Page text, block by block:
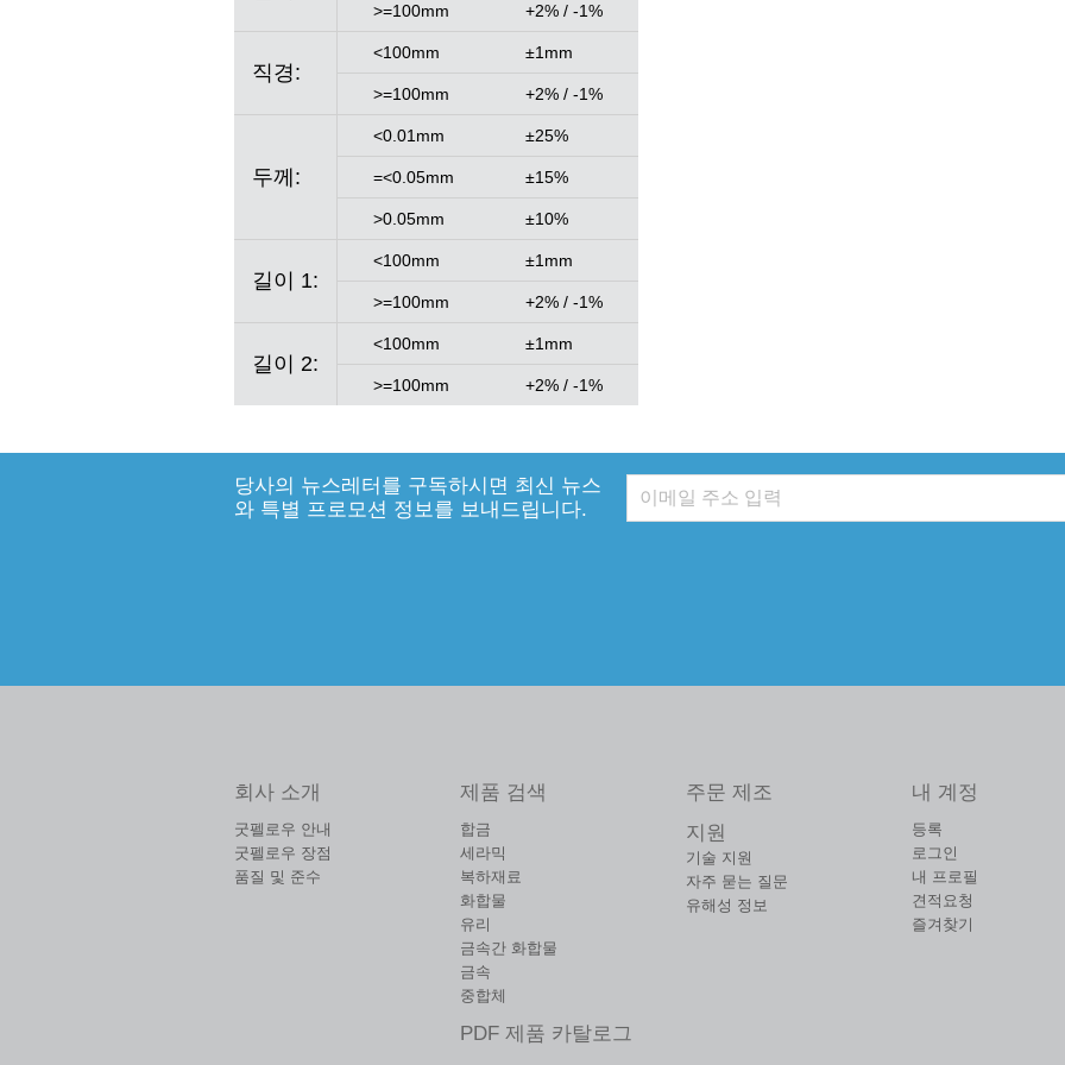
>=100mm +2% / -1%
직경:
<100mm ±1mm
>=100mm +2% / -1%
두께:
<0.01mm ±25%
=<0.05mm ±15%
>0.05mm ±10%
길이 1:
<100mm ±1mm
>=100mm +2% / -1%
길이 2:
<100mm ±1mm
>=100mm +2% / -1%
당사의 뉴스레터를 구독하시면 최신 뉴스
와 특별 프로모션 정보를 보내드립니다.
회사 소개
굿펠로우 안내
굿펠로우 장점
품질 및 준수
제품 검색
합금
세라믹
복하재료
화합물
유리
금속간 화합물
금속
중합체
PDF 제품 카탈로그
주문 제조
지원
기술 지원
자주 묻는 질문
유해성 정보
내 계정
등록
로그인
내 프로필
견적요청
즐겨찾기